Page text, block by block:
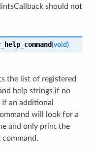
should not
(void)
the list of registered
help strings if no
an additional
will look for a
and only print the